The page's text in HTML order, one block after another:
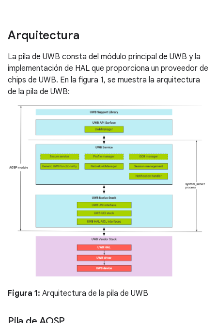
Arquitectura
La pila de UWB consta del módulo principal de UWB y la
implementación de HAL que proporciona un proveedor de
chips de UWB. En la figura 1, se muestra la arquitectura
de la pila de UWB:
Figura 1: Arquitectura de la pila de UWB